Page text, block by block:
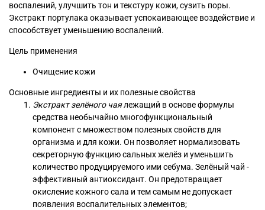
воспалений, улучшить тон и текстуру кожи, сузить поры.
Экстракт портулака оказывает успокаивающее воздействие и
способствует уменьшению воспалений.
Цель применения
Очищение кожи
Основные ингредиенты и их полезные свойства
Экстракт зелёного чаялежащий в основе формулы
средства необычайно многофункциональный
компонент с множеством полезных свойств для
организма и для кожи. Он позволяет нормализовать
секреторную функцию сальных желёз и уменьшить
количество продуцируемого ими себума. Зелёный чай -
эффективный антиоксидант. Он предотвращает
окисление кожного сала и тем самым не допускает
появления воспалительных элементов;